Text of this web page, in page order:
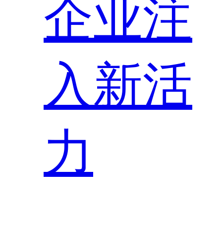
企业注
入新活
力